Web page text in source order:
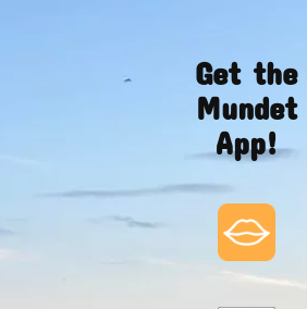
Get the
Mundet
App!